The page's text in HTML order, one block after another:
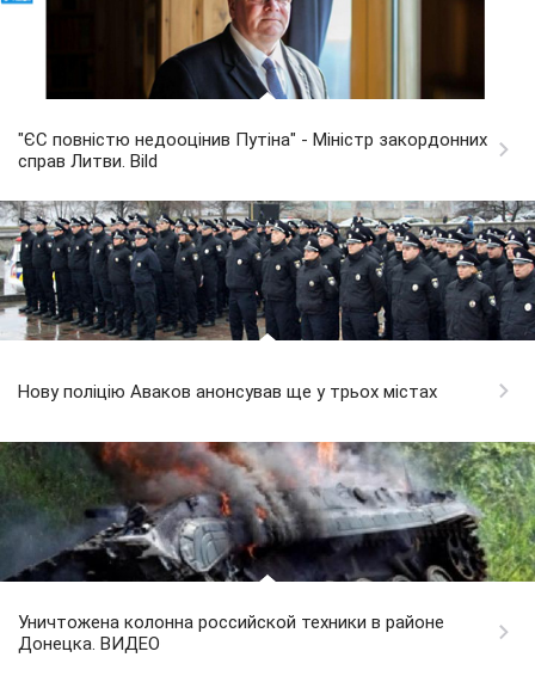
"ЄС повністю недооцінив Путіна" - Міністр закордонних
справ Литви. Bild
Нову поліцію Аваков анонсував ще у трьох містах
Уничтожена колонна российской техники в районе
Донецка. ВИДЕО